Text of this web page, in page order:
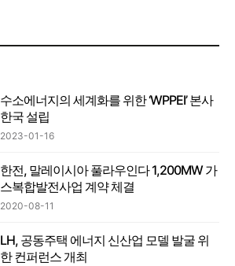
수소에너지의 세계화를 위한 ‘WPPEI’ 본사
한국 설립
2023-01-16
한전, 말레이시아 풀라우인다 1,200MW 가
스복합발전사업 계약 체결
2020-08-11
LH, 공동주택 에너지 신산업 모델 발굴 위
한 컨퍼런스 개최